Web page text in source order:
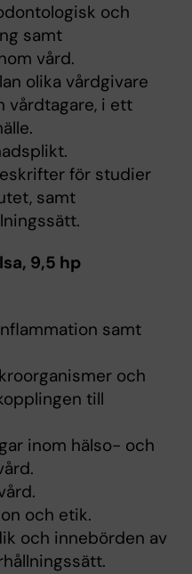
och
samt
vård.
olika vårdgivare
vårdtagare, i ett
för studier
samt
9,5 hp
samt
och
till
inom hälso- och
och etik.
och innebörden av